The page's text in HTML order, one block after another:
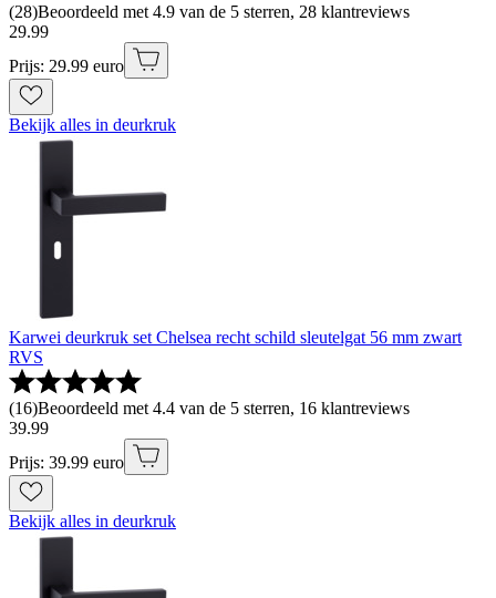
(28)Beoordeeld met 4.9 van de 5 sterren, 28 klantreviews
29.99
Prijs: 29.99 euro
Bekijk alles in deurkruk
Karwei deurkruk set Chelsea recht schild sleutelgat 56 mm zwart
RVS
(16)Beoordeeld met 4.4 van de 5 sterren, 16 klantreviews
39.99
Prijs: 39.99 euro
Bekijk alles in deurkruk